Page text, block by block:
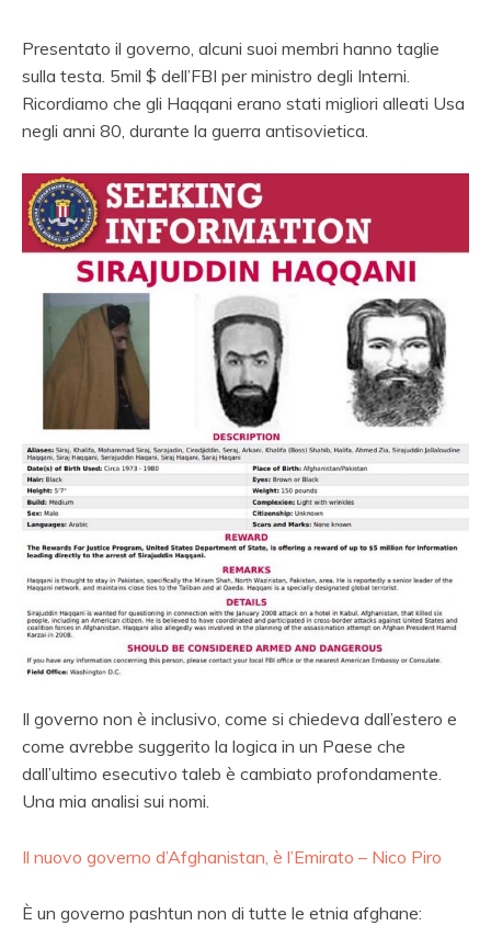
Presentato il governo, alcuni suoi membri hanno taglie
sulla testa. 5mil $ dell’FBI per ministro degli Interni.
Ricordiamo che gli Haqqani erano stati migliori alleati Usa
negli anni 80, durante la guerra antisovietica.
Il governo non è inclusivo, come si chiedeva dall’estero e
come avrebbe suggerito la logica in un Paese che
dall’ultimo esecutivo taleb è cambiato profondamente.
Una mia analisi sui nomi.
Il nuovo governo d’Afghanistan, è l’Emirato – Nico Piro
È un governo pashtun non di tutte le etnia afghane: